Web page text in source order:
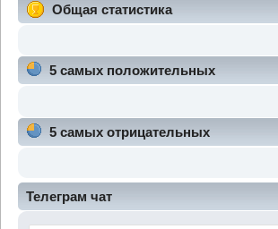
Телеграм чат
Общая статистика
5 самых положительных
5 самых отрицательных